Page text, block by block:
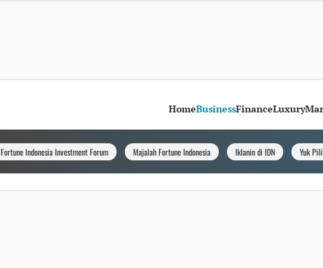
HomeBusinessFinanceLuxury
Fortune Indonesia Investment Forum Majalah Fortune Indonesia Iklanin di IDN Yuk